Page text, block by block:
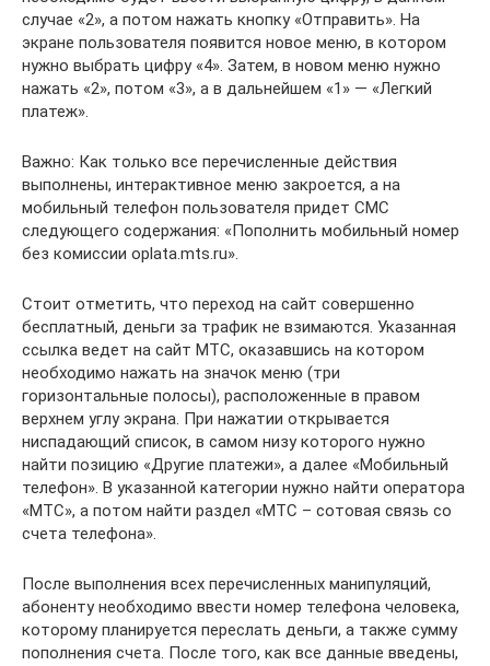
случае «2», а потом нажать кнопку «Отправить». На
экране пользователя появится новое меню, в котором
нужно выбрать цифру «4». Затем, в новом меню нужно
нажать «2», потом «3», а в дальнейшем «1» — «Легкий
платеж».
Важно: Как только все перечисленные действия
выполнены, интерактивное меню закроется, а на
мобильный телефон пользователя придет СМС
следующего содержания: «Пополнить мобильный номер
без комиссии oplata.mts.ru».
Стоит отметить, что переход на сайт совершенно
бесплатный, деньги за трафик не взимаются. Указанная
ссылка ведет на сайт МТС, оказавшись на котором
необходимо нажать на значок меню (три
горизонтальные полосы), расположенные в правом
верхнем углу экрана. При нажатии открывается
ниспадающий список, в самом низу которого нужно
найти позицию «Другие платежи», а далее «Мобильный
телефон». В указанной категории нужно найти оператора
«МТС», а потом найти раздел «МТС – сотовая связь со
счета телефона».
После выполнения всех перечисленных манипуляций,
абоненту необходимо ввести номер телефона человека,
которому планируется переслать деньги, а также сумму
пополнения счета. После того, как все данные введены,